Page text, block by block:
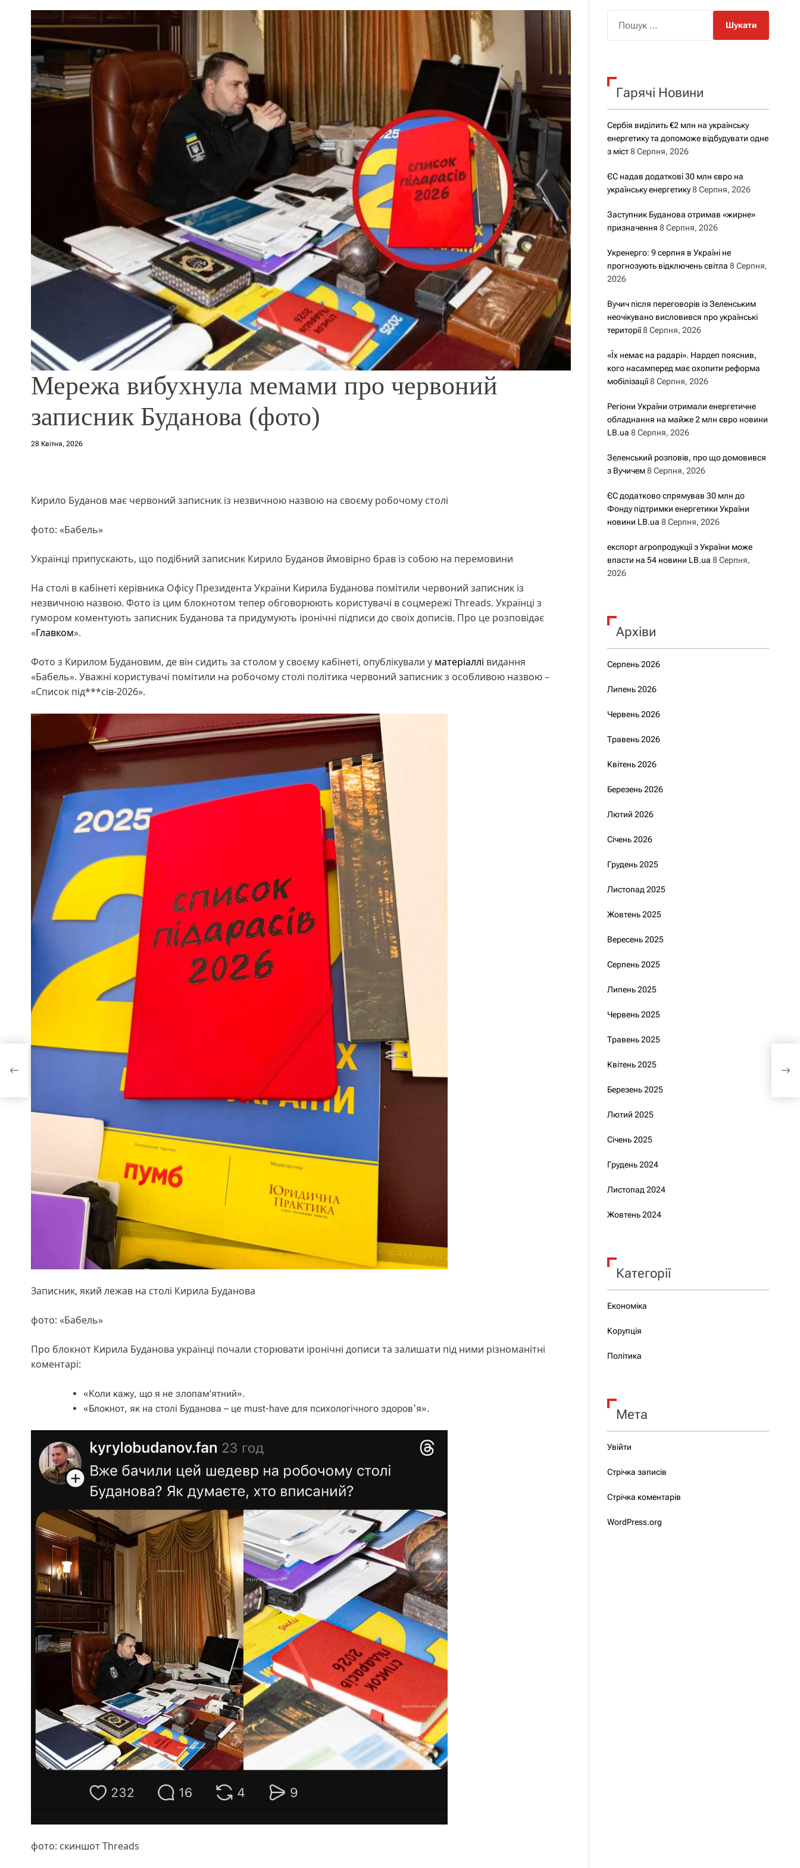
р
о
у
Мережа вибухнула мемами про червоний
записник Буданова (фото)
28 Квітня, 2026
Кирило Буданов має червоний записник із незвичною назвою на своєму робочому столі
фото: «Бабель»
Українці припускають, що подібний записник Кирило Буданов ймовірно брав із собою на перемовини
На столі в кабінеті керівника Офісу Президента України Кирила Буданова помітили червоний записник із
незвичною назвою. Фото із цим блокнотом тепер обговорюють користувачі в соцмережі Threads. Українці з
гумором коментують записник Буданова та придумують іронічні підписи до своїх дописів. Про це розповідає
«Главком».
Фото з Кирилом Будановим, де він сидить за столом у своєму кабінеті, опублікували у матеріаллі видання
«Бабель». Уважні користувачі помітили на робочому столі політика червоний записник з особливою назвою –
«Список під***сів-2026».
Записник, який лежав на столі Кирила Буданова
фото: «Бабель»
Про блокнот Кирила Буданова українці почали сторювати іронічні дописи та залишати під ними різноманітні
коментарі:
«Коли кажу, що я не злопам’ятний».
«Блокнот, як на столі Буданова – це must-have для психологічного здоровʼя».
фото: скиншот Threads
к
Гарячі Новини
Сербія виділить €2 млн на українську
енергетику та допоможе відбудувати одне
з міст 8 Серпня, 2026
ЄС надав додаткові 30 млн євро на
українську енергетику 8 Серпня, 2026
Заступник Буданова отримав «жирне»
призначення 8 Серпня, 2026
Укренерго: 9 серпня в Україні не
прогнозують відключень світла 8 Серпня,
2026
Вучич після переговорів із Зеленським
неочікувано висловився про українські
території 8 Серпня, 2026
«Їх немає на радарі». Нардеп пояснив,
кого насамперед має охопити реформа
мобілізації 8 Серпня, 2026
Регіони України отримали енергетичне
обладнання на майже 2 млн євро новини
LB.ua 8 Серпня, 2026
Зеленський розповів, про що домовився
з Вучичем 8 Серпня, 2026
ЄС додатково спрямував 30 млн до
Фонду підтримки енергетики України
новини LB.ua 8 Серпня, 2026
експорт агропродукції з України може
впасти на 54 новини LB.ua 8 Серпня,
2026
Архіви
Серпень 2026
Липень 2026
Червень 2026
Травень 2026
Квітень 2026
Березень 2026
Лютий 2026
Січень 2026
Грудень 2025
Листопад 2025
Жовтень 2025
Вересень 2025
Серпень 2025
Липень 2025
Червень 2025
Травень 2025
Квітень 2025
Березень 2025
Лютий 2025
Січень 2025
Грудень 2024
Листопад 2024
Жовтень 2024
Категорії
Економіка
Корупція
Політика
Мета
Увійти
Стрічка записів
Стрічка коментарів
WordPress.org